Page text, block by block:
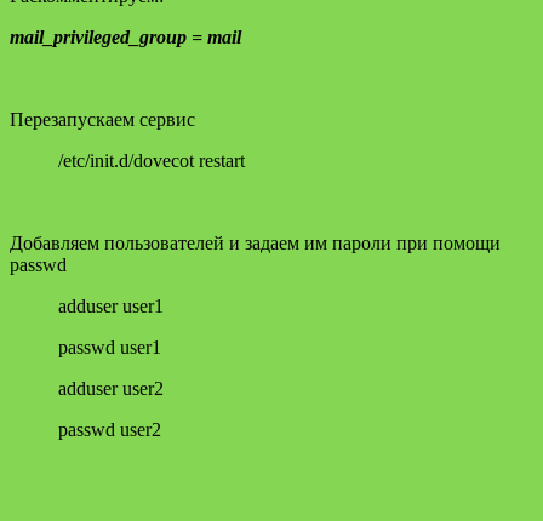
mail_privileged_group = mail
Перезапускаем сервис
/etc/init.d/dovecot restart
Добавляем пользователей и задаем им пароли при помощи
passwd
adduser user1
passwd user1
adduser user2
passwd user2